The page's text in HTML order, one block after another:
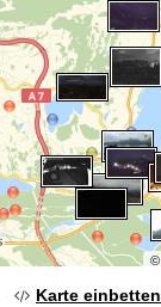
©
Karte einbetten